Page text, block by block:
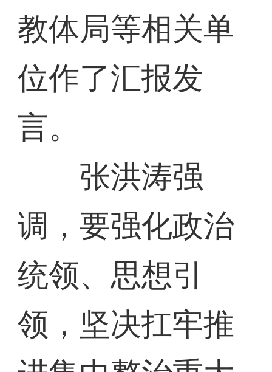
教体局等相关单
位作了汇报发
言。
张洪涛强
调，要强化政治
统领、思想引
领，坚决扛牢推